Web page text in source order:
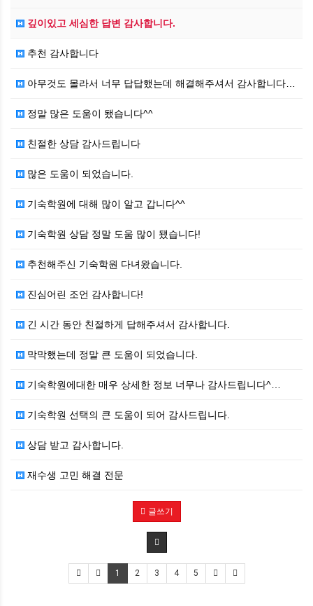
깊이있고 세심한 답변 감사합니다.
추천 감사합니다
아무것도 몰라서 너무 답답했는데 해결해주셔서 감사합니다…
정말 많은 도움이 됐습니다^^
친절한 상담 감사드립니다
많은 도움이 되었습니다.
기숙학원에 대해 많이 알고 갑니다^^
기숙학원 상담 정말 도움 많이 됐습니다!
추천해주신 기숙학원 다녀왔습니다.
진심어린 조언 감사합니다!
긴 시간 동안 친절하게 답해주셔서 감사합니다.
막막했는데 정말 큰 도움이 되었습니다.
기숙학원에대한 매우 상세한 정보 너무나 감사드립니다^…
기숙학원 선택의 큰 도움이 되어 감사드립니다.
상담 받고 감사합니다.
재수생 고민 해결 전문
글쓰기
1 2 3 4 5